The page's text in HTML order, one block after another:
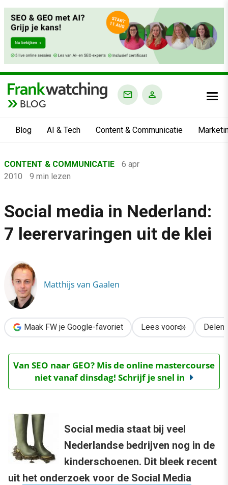
BLOG
Blog AI & Tech Content & Communicatie
›
Content & Communicatie
›
CONTENT & COMMUNICATIE
6 apr
2010
9 min lezen
Social media in Nederland:
7 leerervaringen uit de klei
Matthijs van Gaalen
Maak FW je Google-favoriet Lees voor Delen
Van SEO naar GEO? Mis de online mastercourse
niet vanaf dinsdag! Schrijf je snel in
Social media staat bij veel
Nederlandse bedrijven nog in de
kinderschoenen. Dit bleek recent
uit het onderzoek voor de Social Media